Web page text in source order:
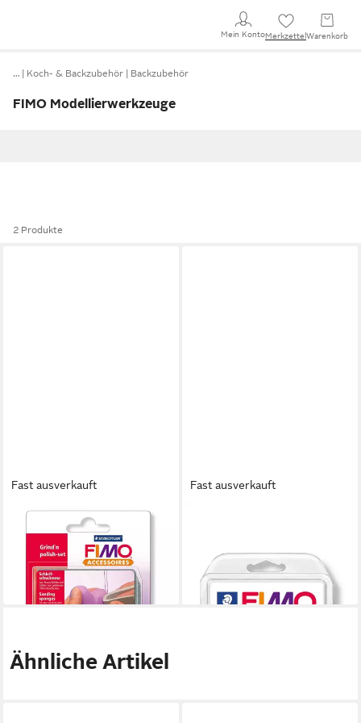
Mein KontoMerkzettel Warenkorb
… Koch- & Backzubehör Backzubehör
FIMO Modellierwerkzeuge
2 Produkte
Fast ausverkauft
STAEDTLER
Schleifschwamm STAEDTLER
FIMO Schleifschwamm
12,79 €
lieferbar - in 4-5 Werktagen bei dir
Fast ausverkauft
Roller, 10 cm x 4 cm
19,17 €
lieferbar - in 4-5 Werktagen bei dir
Ähnliche Artikel